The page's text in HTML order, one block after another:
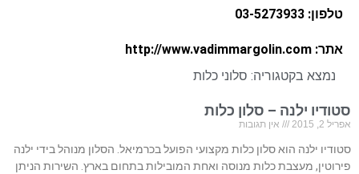
טלפון: 03-5273933
אתר: http://www.vadimmargolin.com
נמצא בקטגוריה: סלוני כלות
סטודיו ילנה – סלון כלות
אפריל 2, 2015 אין תגובות
סטודיו ילנה הוא סלון כלות מקצועי הפועל בכרמיאל. הסלון מנוהל בידי ילנה
פירוטין, מעצבת כלות מנוסה ואחת המובילות בתחום בארץ. השירות הניתן